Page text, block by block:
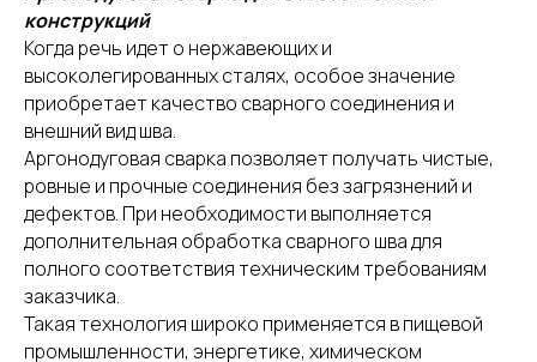
конструкций
Когда речь идет о нержавеющих и
высоколегированных сталях, особое значение
приобретает качество сварного соединения и
внешний вид шва.
Аргонодуговая сварка позволяет получать чистые,
ровные и прочные соединения без загрязнений и
дефектов. При необходимости выполняется
дополнительная обработка сварного шва для
полного соответствия техническим требованиям
заказчика.
Такая технология широко применяется в пищевой
промышленности, энергетике, химическом